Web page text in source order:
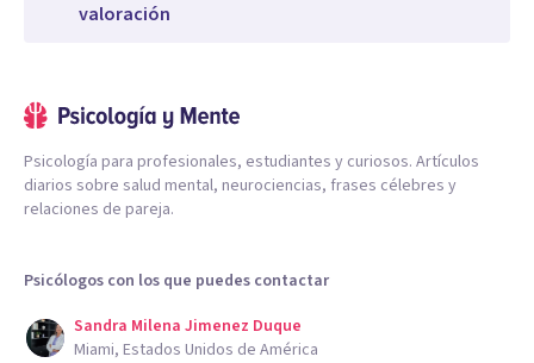
valoración
Psicología para profesionales, estudiantes y curiosos. Artículos
diarios sobre salud mental, neurociencias, frases célebres y
relaciones de pareja.
Psicólogos con los que puedes contactar
Sandra Milena Jimenez Duque
Miami, Estados Unidos de América